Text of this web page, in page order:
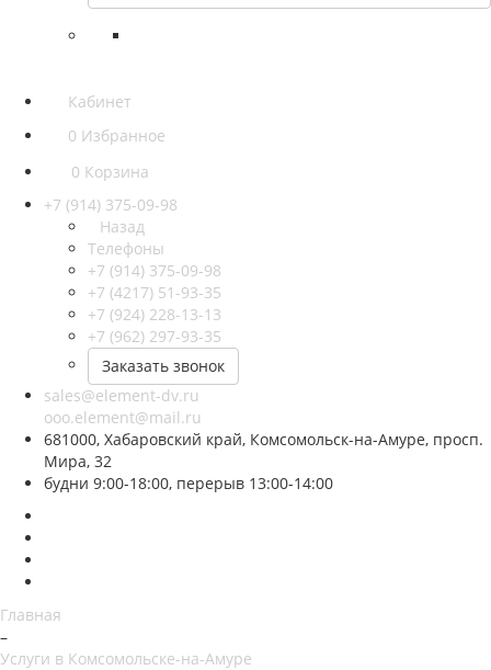
Кабинет
0 Избранное
0 Корзина
+7 (914) 375-09-98
Назад
Телефоны
+7 (914) 375-09-98
+7 (4217) 51-93-35
+7 (924) 228-13-13
+7 (962) 297-93-35
Заказать звонок
sales@element-dv.ru
ooo.element@mail.ru
681000, Хабаровский край, Комсомольск-на-Амуре, просп.
Мира, 32
будни 9:00-18:00, перерыв 13:00-14:00
Главная
–
Услуги в Комсомольске-на-Амуре